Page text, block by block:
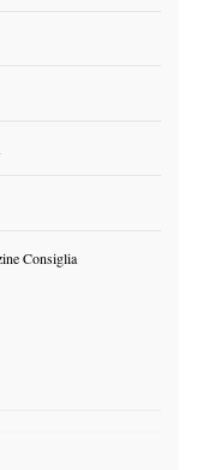
Consiglia